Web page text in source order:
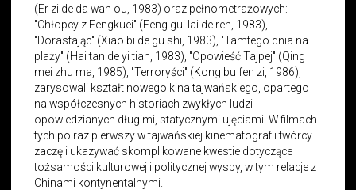
(Er zi de da wan ou, 1983) oraz pełnometrażowych:
"Chłopcy z Fengkuei" (Feng gui lai de ren, 1983),
"Dorastając" (Xiao bi de gu shi, 1983), "Tamtego dnia na
plaży" (Hai tan de yi tian, 1983), "Opowieść Tajpej" (Qing
mei zhu ma, 1985), "Terroryści" (Kong bu fen zi, 1986),
zarysowali kształt nowego kina tajwańskiego, opartego
na współczesnych historiach zwykłych ludzi
opowiedzianych długimi, statycznymi ujęciami. W filmach
tych po raz pierwszy w tajwańskiej kinematografii twórcy
zaczęli ukazywać skomplikowane kwestie dotyczące
tożsamości kulturowej i politycznej wyspy, w tym relacje z
Chinami kontynentalnymi.